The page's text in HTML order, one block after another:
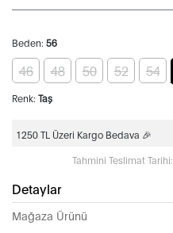
Beden: 56
46 48 50 52 54
Renk: Taş
1250 TL Üzeri Kargo Bedava 🎉
Tahmini Teslimat Tarihi:
Detaylar
Mağaza Ürünü